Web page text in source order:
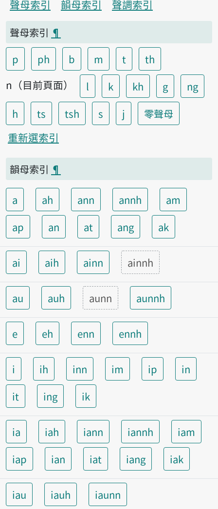
聲母索引 韻母索引
聲調索引
聲母索引 ¶
p
ph b m t
th
n（目前頁面）
l k kh g
ng
h
ts tsh s j
零聲母
重新選索引
韻母索引 ¶
a ah ann annh
am
ap
an at ang ak
ai aih ainn ainnh
au auh aunn aunnh
e eh enn ennh
i ih inn im ip
in
it
ing ik
ia iah iann iannh
iam
iap
ian iat iang iak
iau iauh iaunn